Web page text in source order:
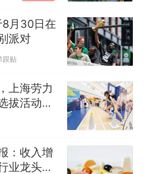
月30日在
派对
跟贴
上海劳力
拔活动启
：收入增
业龙头的